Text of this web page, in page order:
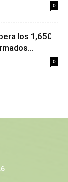
0
los 1,650
0